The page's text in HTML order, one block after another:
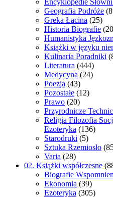
Encyklopedie
Geografia Podróże
Greka Łacina (25)
Historia Biografie
Humanistyka
Książki w języku
Kulinaria Poradniki
Literatura (444)
Medycyna (24)
Poezja (43)
Pozostałe (12)
Prawo (20)
Przyrodnicze
Religia Filozofia
Ezoteryka (136)
Starodruki (5)
Sztuka Rzemiosło
Varia (28)
02. Książki współczesne
Biografie
Ekonomia (39)
Ezoteryka (305)